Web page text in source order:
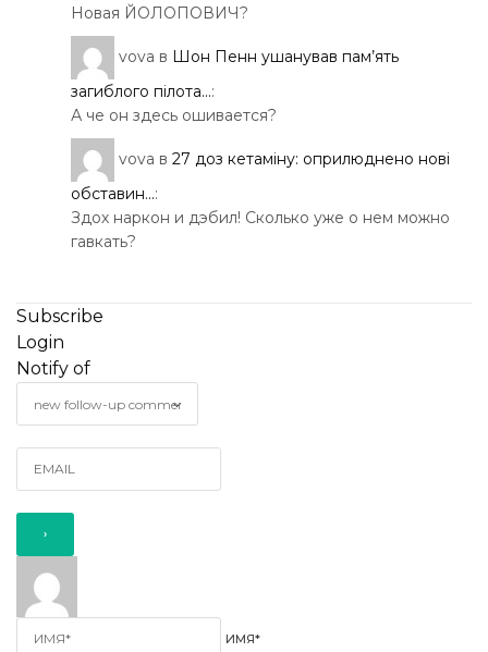
Новая ЙОЛОПОВИЧ?
vova в Шон Пенн ушанував пам’ять
загиблого пілота...:
А че он здесь ошивается?
vova в 27 доз кетаміну: оприлюднено нові
обставин...:
Здох наркон и дэбил! Сколько уже о нем можно
гавкать?
Subscribe
Login
Notify of
ИМЯ*